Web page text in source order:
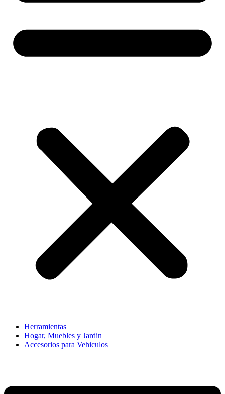
Herramientas
Hogar, Muebles y Jardin
Accesorios para Vehiculos